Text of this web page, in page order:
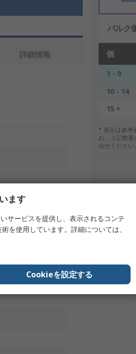
バルク
個
1 - 9
10 - 14
15 +
* 表示は参考
お、上記数
合せください。
詳細情報
ます
サービスを提供し、表示されるコンテ
を使用しています。詳細については、
Cookieを設定する